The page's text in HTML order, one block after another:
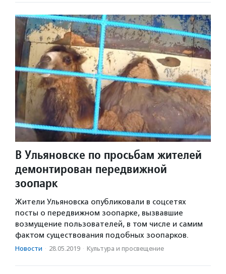
В Ульяновске по просьбам жителей
демонтирован передвижной
зоопарк
Жители Ульяновска опубликовали в соцсетях
посты о передвижном зоопарке, вызвавшие
возмущение пользователей, в том числе и самим
фактом существования подобных зоопарков.
Новости · 28.05.2019 · Культура и просвещение